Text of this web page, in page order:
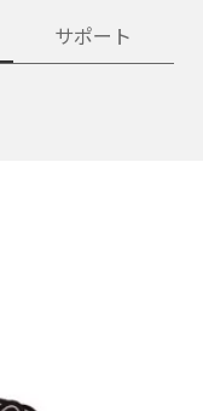
サポート